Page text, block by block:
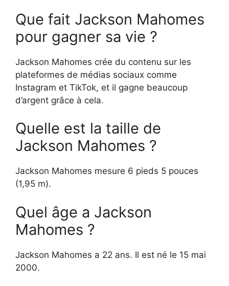
Que fait Jackson Mahomes
pour gagner sa vie ?
Jackson Mahomes crée du contenu sur les
plateformes de médias sociaux comme
Instagram et TikTok, et il gagne beaucoup
d’argent grâce à cela.
Quelle est la taille de
Jackson Mahomes ?
Jackson Mahomes mesure 6 pieds 5 pouces
(1,95 m).
Quel âge a Jackson
Mahomes ?
Jackson Mahomes a 22 ans. Il est né le 15 mai
2000.